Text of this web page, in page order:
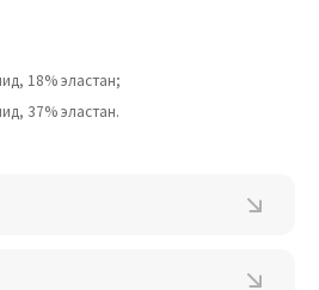
18% эластан;
37% эластан.